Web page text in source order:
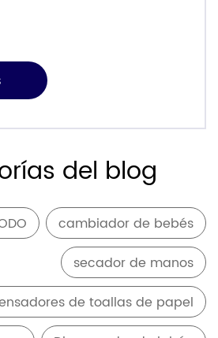
installation […]
del blog
cambiador de bebés
secador de manos
de toallas de papel